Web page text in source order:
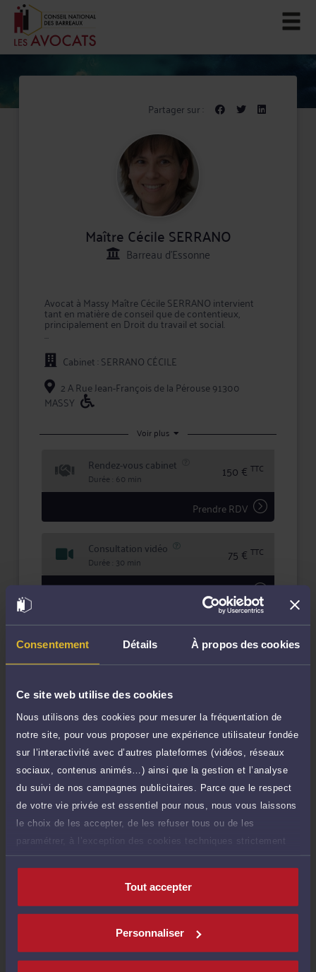
Consentement Détails À propos des cookies
Ce site web utilise des cookies
Nous utilisons des cookies pour mesurer la fréquentation de
notre site, pour vous proposer une expérience utilisateur fondée
sur l’interactivité avec d’autres plateformes (vidéos, réseaux
sociaux, contenus animés…) ainsi que la gestion et l’analyse
du suivi de nos campagnes publicitaires. Parce que le respect
de votre vie privée est essentiel pour nous, nous vous laissons
le choix de les accepter, de les refuser tous ou de les
paramétrer, à l’exception des cookies techniques strictement
nécessaires au fonctionnement du site.
Tout accepter
Personnaliser
Partager sur :
Maître Cécile SERRANO
Barreau d'Essonne
Avocat à Massy Maître Cécile SERRANO intervient
tant en matière de conseil que de contentieux,
principalement en Droit du travail et social.
Maître SERRANO apporte à ses clients la compétence
et la réactivité indispensables à leur information et à
la défense de leurs intérêts, tant en conseil que lors
d'une procédure judiciaire.
En confiant un dossier à Maître SERRANO, vous
bénéficiez d'une confidentialité totale dans le
la profession d'avocat en matière d'expertise et de
sécurité.
Cabinet : SERRANO CÉCILE
2 A Rue Jean-François de la Pérouse 91300
MASSY
Voir plus
Rendez-vous cabinet
Durée : 60 min 150 € TTC
Prendre RDV
Consultation vidéo
Durée : 30 min 75 € TTC
Prendre RDV
Consultation téléphonique
Durée : 10 min 35 €
Question simple
Réponse concise à votre question (moins
de 1.000 caractères)
50 €
TTC
Poser une question
Consultation écrite
Etude de votre dossier + possibilité
d'ajout d'une pièce jointe
320 €
TTC
Consulter par écrit
Compétences